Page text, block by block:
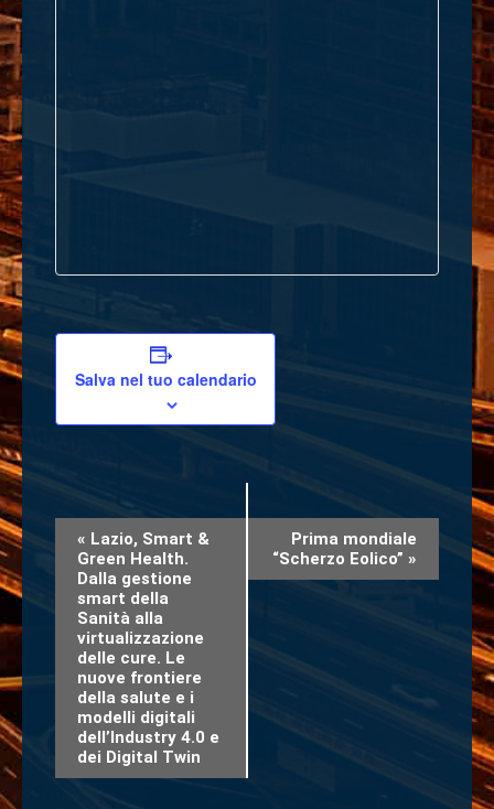
Salva nel tuo calendario
Evento
Navigazione
« Lazio, Smart &
Green Health.
Dalla gestione
smart della
Sanità alla
virtualizzazione
delle cure. Le
nuove frontiere
della salute e i
modelli digitali
dell’Industry 4.0 e
dei Digital Twin
Prima mondiale
“Scherzo Eolico” »